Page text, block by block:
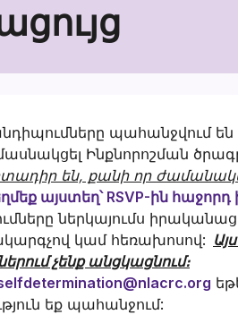
պահանջվում
Ինքնորոշման
են, քանի որ
այստեղ՝ RSVP-ին
ներկայումս
կամ հեռախոսով:
չենք անցկացնում։
եք պահանջում: